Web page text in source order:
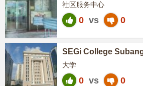
社区服务中心
0 vs 0
SEGi College
大学
0 vs 0